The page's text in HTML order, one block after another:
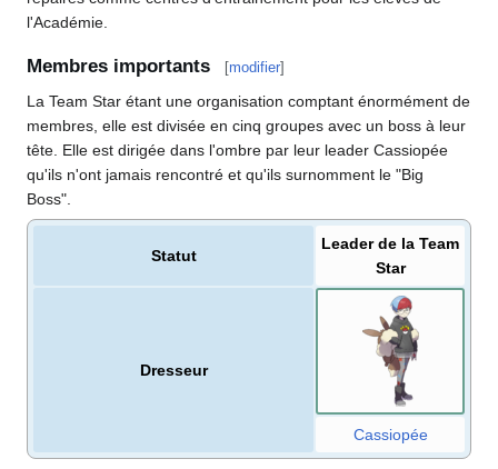
l'Académie.
Membres importants [modifier]
La Team Star étant une organisation comptant énormément de
membres, elle est divisée en cinq groupes avec un boss à leur
tête. Elle est dirigée dans l'ombre par leur leader Cassiopée
qu'ils n'ont jamais rencontré et qu'ils surnomment le "Big
Boss".
Statut
Leader de la Team
Star
Dresseur
Cassiopée